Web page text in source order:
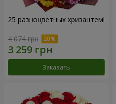
25 разноцветных хризантем!
4 074 грн
Заказать